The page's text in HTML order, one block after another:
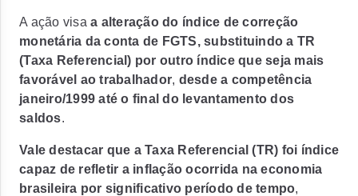
A ação visa a alteração do índice de correção
monetária da conta de FGTS, substituindo a TR
(Taxa Referencial) por outro índice que seja mais
favorável ao trabalhador, desde a competência
janeiro/1999 até o final do levantamento dos
saldos.
Vale destacar que a Taxa Referencial (TR) foi índice
capaz de refletir a inflação ocorrida na economia
brasileira por significativo período de tempo,